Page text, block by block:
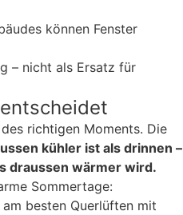
können Fenster
– nicht als Ersatz für
richtigen Moments. Die
kühler ist als drinnen –
draussen wärmer wird.
Sommertage:
besten Querlüften mit